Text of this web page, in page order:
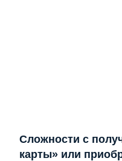
Сложности с
карты» или